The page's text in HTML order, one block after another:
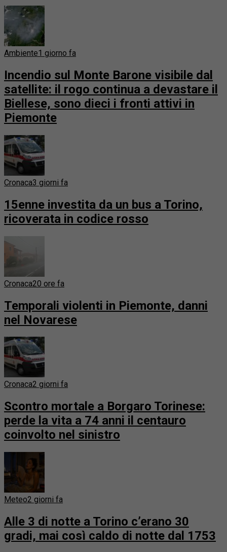
Ambiente1 giorno fa
Incendio sul Monte Barone visibile dal
satellite: il rogo continua a devastare il
Biellese, sono dieci i fronti attivi in
Piemonte
Cronaca3 giorni fa
15enne investita da un bus a Torino,
ricoverata in codice rosso
Cronaca20 ore fa
Temporali violenti in Piemonte, danni
nel Novarese
Cronaca2 giorni fa
Scontro mortale a Borgaro Torinese:
perde la vita a 74 anni il centauro
coinvolto nel sinistro
Meteo2 giorni fa
Alle 3 di notte a Torino c’erano 30
gradi, mai così caldo di notte dal 1753